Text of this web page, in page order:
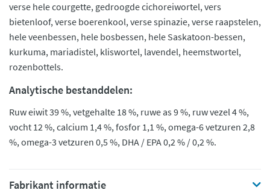
verse hele courgette, gedroogde cichoreiwortel, vers
bietenloof, verse boerenkool, verse spinazie, verse raapstelen,
hele veenbessen, hele bosbessen, hele Saskatoon-bessen,
kurkuma, mariadistel, kliswortel, lavendel, heemstwortel,
rozenbottels.
Analytische bestanddelen:
Ruw eiwit 39 %, vetgehalte 18 %, ruwe as 9 %, ruw vezel 4 %,
vocht 12 %, calcium 1,4 %, fosfor 1,1 %, omega-6 vetzuren 2,8
%, omega-3 vetzuren 0,5 %, DHA / EPA 0,2 % / 0,2 %.
Fabrikant informatie